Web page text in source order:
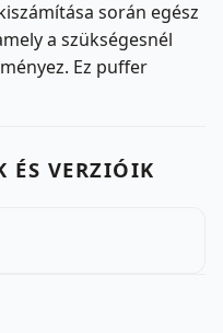
során egész
a szükségesnél
Ez puffer
ÉS VERZIÓIK